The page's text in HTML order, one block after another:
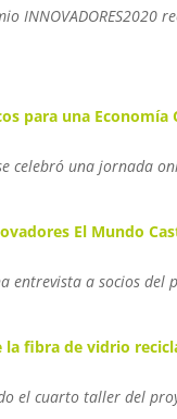
INNOVADORES2020
para una Economía
celebró una jornada
El Mundo
entrevista a socios del
la fibra de vidrio
el cuarto taller del